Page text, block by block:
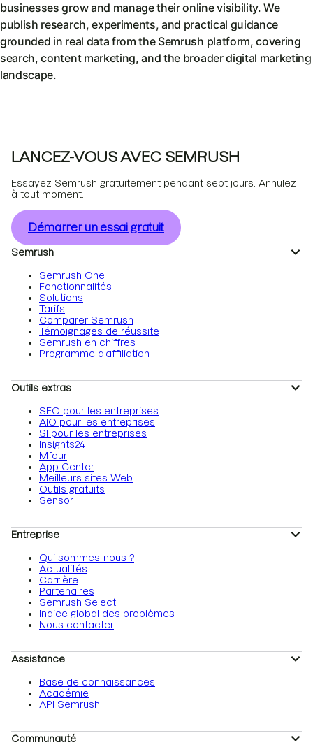
businesses grow and manage their online visibility. We
publish research, experiments, and practical guidance
grounded in real data from the Semrush platform, covering
search, content marketing, and the broader digital marketing
landscape.
LANCEZ-VOUS AVEC SEMRUSH
Essayez Semrush gratuitement pendant sept jours. Annulez
à tout moment.
Démarrer un essai gratuit
Semrush
Semrush One
Fonctionnalités
Solutions
Tarifs
Comparer Semrush
Témoignages de réussite
Semrush en chiffres
Programme d’affiliation
Outils extras
SEO pour les entreprises
AIO pour les entreprises
SI pour les entreprises
Insights24
Mfour
App Center
Meilleurs sites Web
Outils gratuits
Sensor
Entreprise
Qui sommes-nous ?
Actualités
Carrière
Partenaires
Semrush Select
Indice global des problèmes
Nous contacter
Assistance
Base de connaissances
Académie
API Semrush
Communauté